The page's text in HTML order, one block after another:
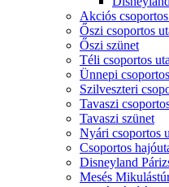
Akciós
Őszi csoportos
Őszi szünet
Téli csoportos
Ünnepi
Szilveszteri
Tavaszi
Tavaszi szünet
Nyári csoportos
Csoportos
Disneyland
Mesés